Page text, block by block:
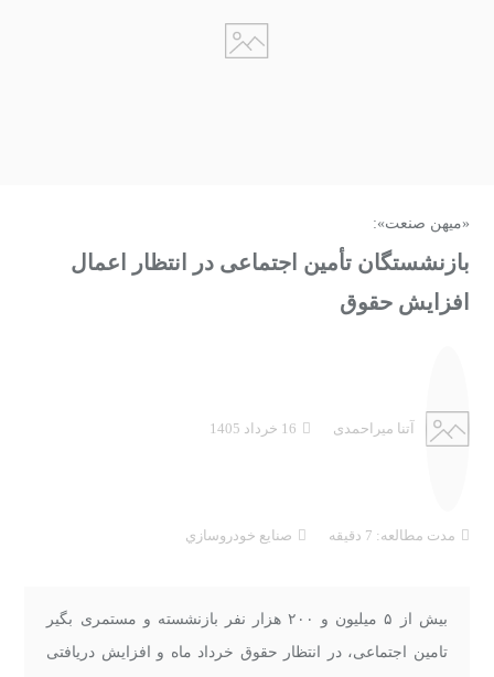
«میهن صنعت»:
بازنشستگان تأمین اجتماعی در انتظار اعمال
افزایش حقوق
آتنا میراحمدی 16 خرداد 1405
مدت مطالعه: 7 دقیقه صنايع خودروسازي
بیش از ۵ میلیون و ۲۰۰ هزار نفر بازنشسته و مستمری بگیر
تامین اجتماعی، در انتظار حقوق خرداد ماه و افزایش دریافتی